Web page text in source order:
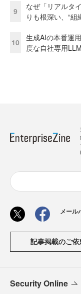
9
なぜ「リアルタ
りも根深い、“組
10
生成AIの本番運
度な自社専用
メール
記事掲載のご
Security Online